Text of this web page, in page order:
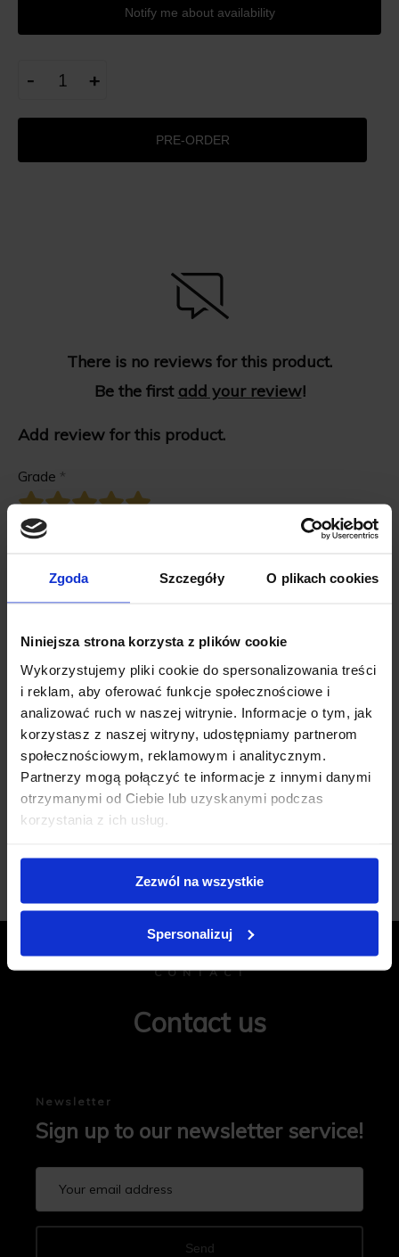
Zgoda Szczegóły O plikach cookies
Niniejsza strona korzysta z plików cookie
Wykorzystujemy pliki cookie do spersonalizowania treści
i reklam, aby oferować funkcje społecznościowe i
analizować ruch w naszej witrynie. Informacje o tym, jak
korzystasz z naszej witryny, udostępniamy partnerom
społecznościowym, reklamowym i analitycznym.
Partnerzy mogą połączyć te informacje z innymi danymi
otrzymanymi od Ciebie lub uzyskanymi podczas
korzystania z ich usług.
Zezwól na wszystkie
Spersonalizuj
Notify me about availability
PRE-ORDER
- +
There is no reviews for this product.
Be the first add your review!
Add review for this product.
Grade *
First name
C O N T A C T
Contact us
Newsletter
Sign up to our newsletter service!
Send